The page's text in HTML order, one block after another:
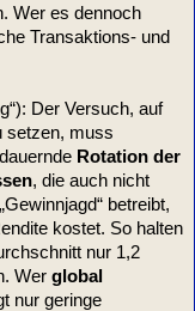
Wer es dennoch
Transaktions- und
Der Versuch, auf
setzen, muss
Rotation der
, die auch nicht
betreibt,
kostet. So halten
nur 1,2
Wer global
nur geringe